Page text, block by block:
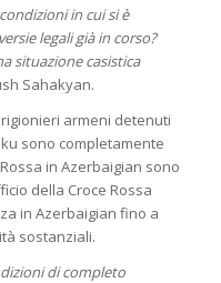
in cui si è
legali già in corso?
situazione casistica
Sahakyan.
armeni detenuti
sono completamente
in Azerbaigian sono
della Croce Rossa
in Azerbaigian fino a
sostanziali.
di completo